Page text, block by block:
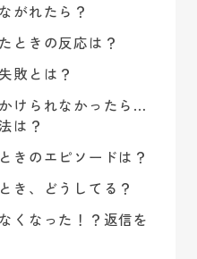
がれたら？
ときの反応は？
敗とは？
けられなかったら…
は？
きのエピソードは？
き、どうしてる？
くなった！？返信を